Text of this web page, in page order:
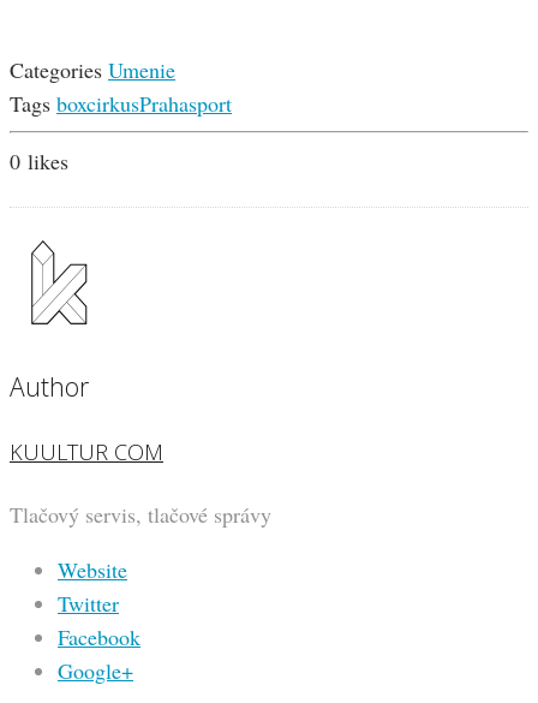
Categories Umenie
Tags boxcirkusPrahasport
0 likes
Author
KUULTUR COM
Tlačový servis, tlačové správy
Website
Twitter
Facebook
Google+